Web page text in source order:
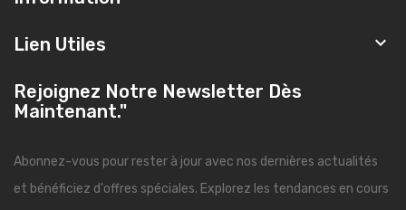
Lien Utiles 
Rejoignez Notre Newsletter Dès
Maintenant."
Abonnez-vous pour rester à jour avec nos dernières actualités
et bénéficiez d'offres spéciales. Explorez les tendances en cours